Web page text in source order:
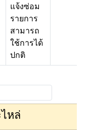
แจ้งซ่อม
รายการ
สามารถ
ใช้การได้
ปกติ
หล่